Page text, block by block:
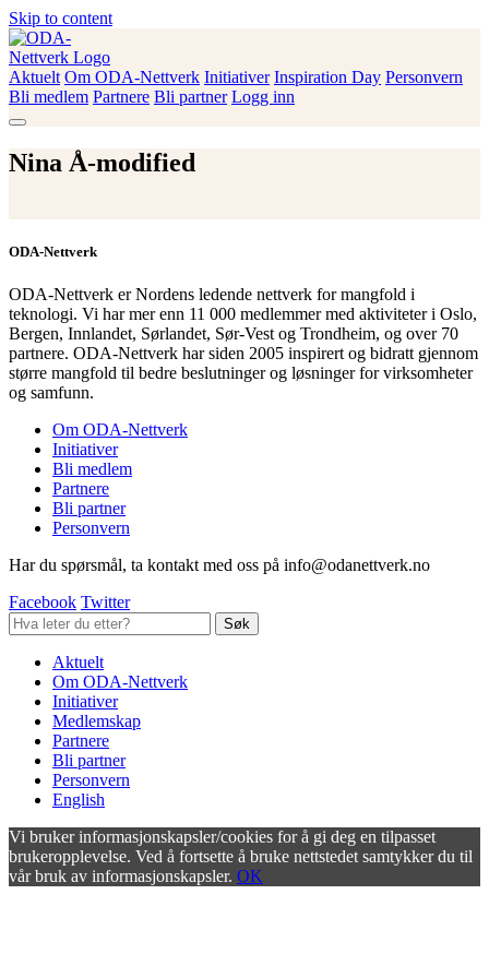
Skip to content
ODA-Nettverk
Aktuelt Om ODA-Nettverk Initiativer Inspiration Day Personvern
Bli medlem Partnere Bli partner Logg inn
Nina Å-modified
ODA-Nettverk
ODA-Nettverk er Nordens ledende nettverk for mangfold i
teknologi. Vi har mer enn 11 000 medlemmer med aktiviteter i Oslo,
Bergen, Innlandet, Sørlandet, Sør-Vest og Trondheim, og over 70
partnere. ODA-Nettverk har siden 2005 inspirert og bidratt gjennom
større mangfold til bedre beslutninger og løsninger for virksomheter
og samfunn.
Om ODA-Nettverk
Initiativer
Bli medlem
Partnere
Bli partner
Personvern
Har du spørsmål, ta kontakt med oss på info@odanettverk.no
Facebook Twitter
Aktuelt
Om ODA-Nettverk
Initiativer
Medlemskap
Partnere
Bli partner
Personvern
English
Vi bruker informasjonskapsler/cookies for å gi deg en tilpasset
brukeropplevelse. Ved å fortsette å bruke nettstedet samtykker du til
vår bruk av informasjonskapsler. OK